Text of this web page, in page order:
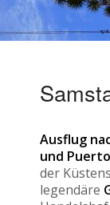
Ausflug
und
der
legendäre